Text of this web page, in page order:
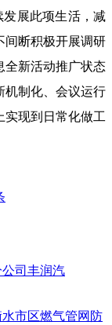
展此项生活，减
间断积极开展调研
全新活动推广状态
机制化、会议运行
实现到日常化做工
司丰润汽
市区燃气管网防